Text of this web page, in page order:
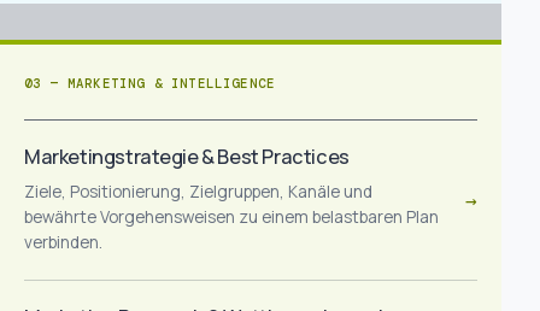
03 — MARKETING & INTELLIGENCE
Marketingstrategie & Best Practices
Ziele, Positionierung, Zielgruppen, Kanäle und
bewährte Vorgehensweisen zu einem belastbaren Plan
verbinden.
→